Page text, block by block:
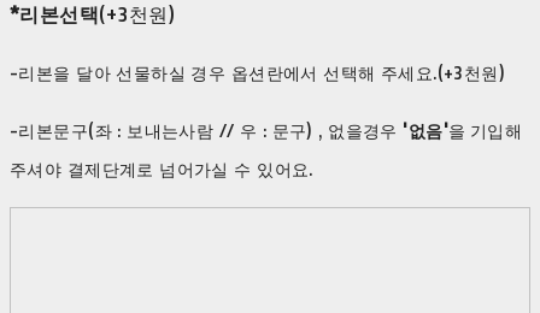
*리본선택(+3천원)
-리본을 달아 선물하실 경우 옵션란에서 선택해 주세요.(+3천원)
-리본문구(좌 : 보내는사람 // 우 : 문구) , 없을경우 '없음'을 기입해
주셔야 결제단계로 넘어가실 수 있어요.